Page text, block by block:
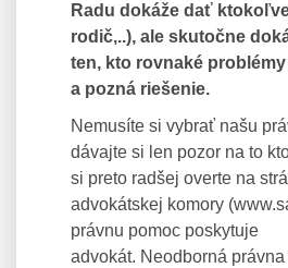
Radu dokáže dať
rodič,..), ale skutočne
ten, kto rovnaké problémy
a pozná riešenie.
Nemusíte si vybrať našu
dávajte si len pozor na to
si preto radšej overte na
advokátskej komory
právnu pomoc poskytuje
advokát. Neodborná